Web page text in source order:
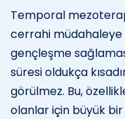
Temporal
cerrahi
gençleşme
süresi oldukça
görülmez. Bu,
olanlar için büyük bir